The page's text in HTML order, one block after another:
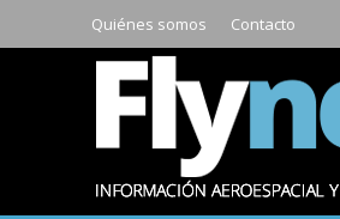
Quiénes somos Contacto